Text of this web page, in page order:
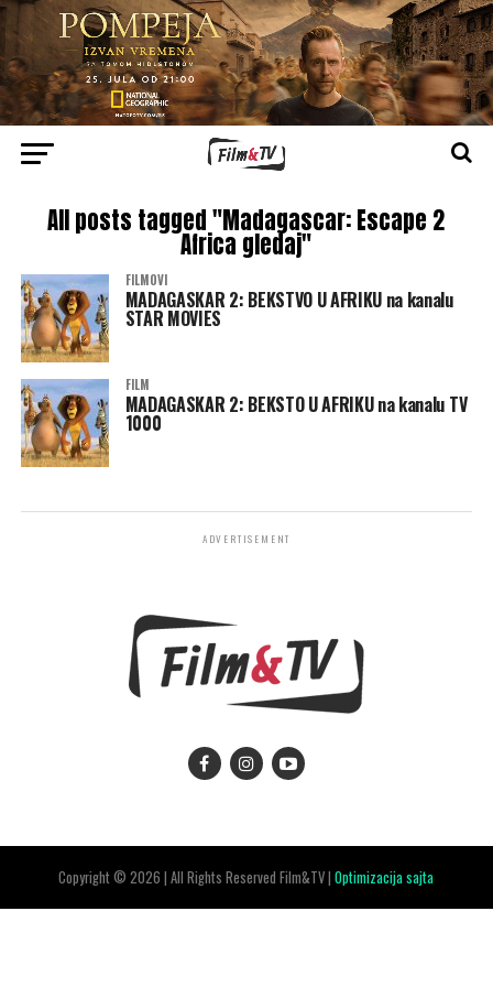
All posts tagged "Madagascar: Escape 2
Africa gledaj"
FILMOVI
MADAGASKAR 2: BEKSTVO U AFRIKU na kanalu
STAR MOVIES
FILM
MADAGASKAR 2: BEKSTO U AFRIKU na kanalu TV
1000
ADVERTISEMENT
Copyright © 2026 | All Rights Reserved Film&TV |Optimizacija sajta